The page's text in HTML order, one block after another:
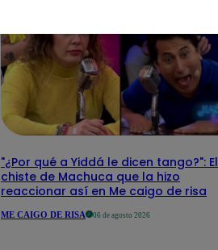
"¿Por qué a Yiddá le dicen tango?": El
chiste de Machuca que la hizo
reaccionar así en Me caigo de risa
ME CAIGO DE RISA 06 de agosto 2026